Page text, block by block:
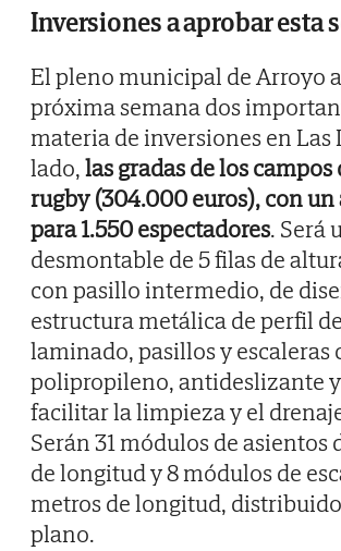
Inversiones a aprobar esta
El pleno municipal de Arroyo
próxima semana dos
materia de inversiones en Las
lado,las gradas de los
rugby (304.000 euros), con
para 1.550 espectadores. Será
desmontable de 5 filas de
con pasillo intermedio, de
estructura metálica de perfil
laminado, pasillos y escaleras
polipropileno, antideslizante
facilitar la limpieza y el
Serán 31 módulos de asientos
de longitud y 8 módulos de
metros de longitud,
plano.